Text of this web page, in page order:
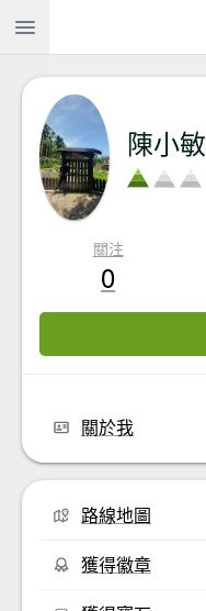
陳小敏
關注
0
關於我
路線地圖
獲得徽章